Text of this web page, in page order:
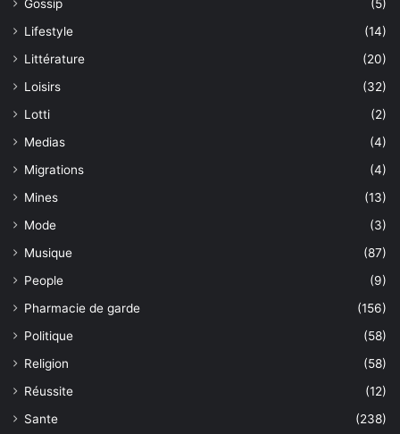
Gossip
(5)
Lifestyle
(14)
Littérature
(20)
Loisirs
(32)
Lotti
(2)
Medias
(4)
Migrations
(4)
Mines
(13)
Mode
(3)
Musique
(87)
People
(9)
Pharmacie de garde
(156)
Politique
(58)
Religion
(58)
Réussite
(12)
Sante
(238)